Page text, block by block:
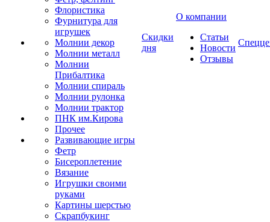
Флористика
Фурнитура для
игрушек
Молнии декор
Молнии металл
Молнии
Прибалтика
Молнии спираль
Молнии рулонка
Молнии трактор
ПНК им.Кирова
Прочее
Развивающие игры
Фетр
Бисероплетение
Вязание
Игрушки своими
руками
Картины шерстью
Скрапбукинг
Скидки
дня
О компании
Статьи
Новости
Отзывы